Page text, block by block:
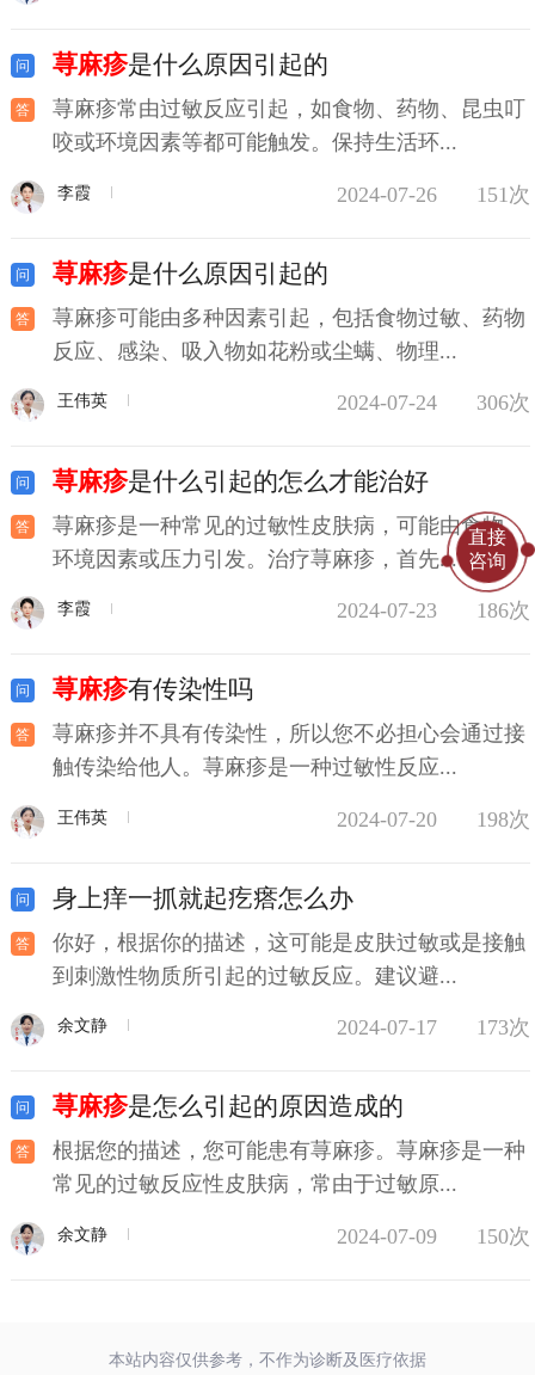
荨麻疹是什么原因引起的
荨麻疹常由过敏反应引起，如食物、药物、昆虫叮
咬或环境因素等都可能触发。保持生活环...
李霞 2024-07-26 151次
荨麻疹是什么原因引起的
荨麻疹可能由多种因素引起，包括食物过敏、药物
反应、感染、吸入物如花粉或尘螨、物理...
王伟英 2024-07-24 306次
荨麻疹是什么引起的怎么才能治好
荨麻疹是一种常见的过敏性皮肤病，可能由食物、
环境因素或压力引发。治疗荨麻疹，首先...
李霞 2024-07-23 186次
荨麻疹有传染性吗
荨麻疹并不具有传染性，所以您不必担心会通过接
触传染给他人。荨麻疹是一种过敏性反应...
王伟英 2024-07-20 198次
身上痒一抓就起疙瘩怎么办
你好，根据你的描述，这可能是皮肤过敏或是接触
到刺激性物质所引起的过敏反应。建议避...
余文静 2024-07-17 173次
荨麻疹是怎么引起的原因造成的
根据您的描述，您可能患有荨麻疹。荨麻疹是一种
常见的过敏反应性皮肤病，常由于过敏原...
余文静 2024-07-09 150次
本站内容仅供参考，不作为诊断及医疗依据
直接
咨询